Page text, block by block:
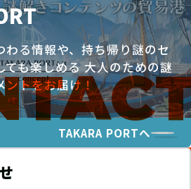
わる情報や、持ち帰り謎のセ
ても楽しめる大人のための謎
ントをお届け！
TAKARA PORTへ